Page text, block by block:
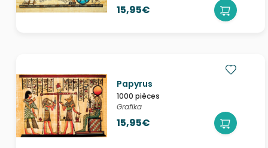
15,95€
Papyrus
1000 pièces
Grafika
15,95€